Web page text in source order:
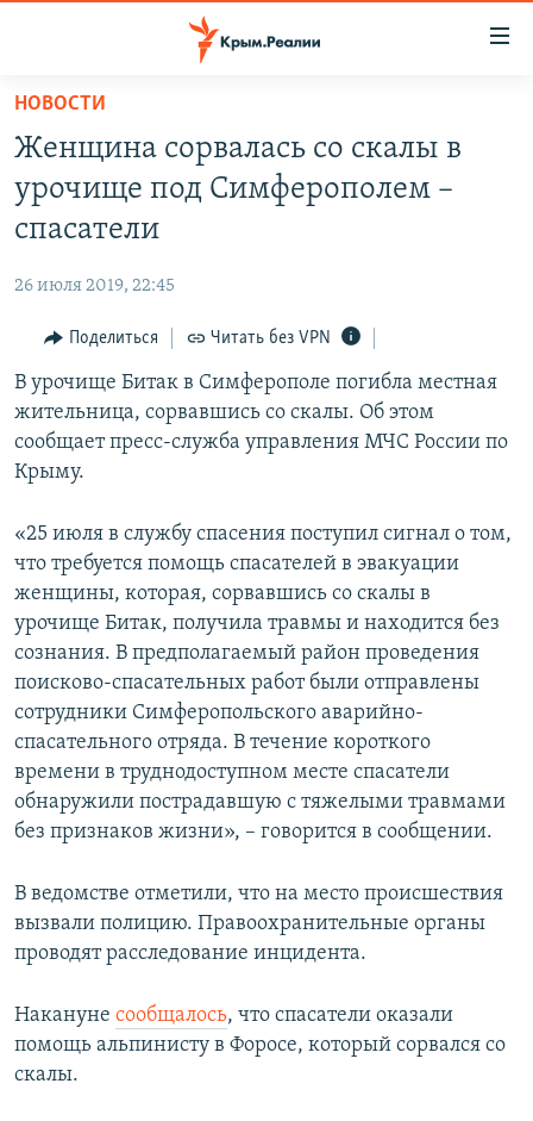
Вернуться
основному
содержанию
Вернутся
главной
Вернутся
поиску
СПЕЦПРОЕКТЫ
11 ЛЕТ ОККУПАЦИИ КРЫМА. 11 ИСТОРИЙ СОПРОТИВЛЕНИЯ
ВОДА
ЕЩЕ
ИНТЕРАКТИВ
ИНФОГРАФИКА
ТЕЛЕПРОЕКТ КРЫМ.РЕАЛИИ
СОВЕТЫ ПРАВОЗАЩИТНИКОВ
ПОБЕДИТЕЛЕЙ НЕ СУДЯТ?
КРЫМ.НЕПОКОРЕННЫЙ
УКРАИНСКАЯ ПРОБЛЕМА КРЫМА
РАДІО СВОБОДА
КАК ОБОЙТИ БЛОКИРОВКУ
Українською
Qırımtatar
ПРИСОЕДИНЯЙТЕСЬ!
Все сайты RFE/RL
НОВОСТИ
Женщина сорвалась со скалы в
урочище под Симферополем –
спасатели
26 июля 2019, 22:45
Поделиться Читать без VPN
В урочище Битак в Симферополе погибла местная
жительница, сорвавшись со скалы. Об этом
сообщает пресс-служба управления МЧС России по
Крыму.
«25 июля в службу спасения поступил сигнал о том,
что требуется помощь спасателей в эвакуации
женщины, которая, сорвавшись со скалы в
урочище Битак, получила травмы и находится без
сознания. В предполагаемый район проведения
поисково-спасательных работ были отправлены
сотрудники Симферопольского аварийно-
спасательного отряда. В течение короткого
времени в труднодоступном месте спасатели
обнаружили пострадавшую с тяжелыми травмами
без признаков жизни», – говорится в сообщении.
В ведомстве отметили, что на место происшествия
вызвали полицию. Правоохранительные органы
проводят расследование инцидента.
Накануне сообщалось, что спасатели оказали
помощь альпинисту в Форосе, который сорвался со
скалы.